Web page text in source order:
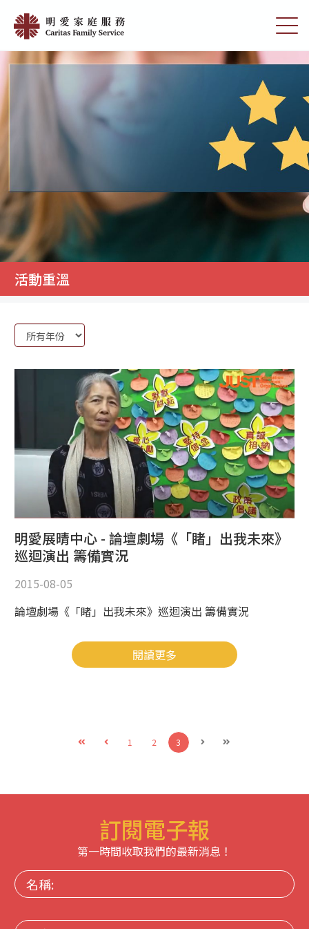
main
切
換
選
活
重
溫
|
庭
服
活動重溫
Year:
明愛展晴中心 - 論壇劇場《「睹」出我未來》
巡迴演出 籌備實況
2015-08-05
論壇劇場《「睹」出我未來》巡迴演出 籌備實況
閱讀更多
1 2 3
訂閱電子報
第一時間收取我們的最新消息！
名
稱: